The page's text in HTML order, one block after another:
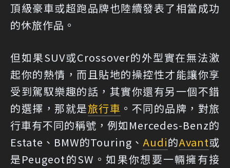
頂級豪車或超跑品牌也陸續發表了相當成功
的休旅作品。
但如果SUV或Crossover的外型實在無法激
起你的熱情，而且貼地的操控性才能讓你享
受到駕馭樂趣的話，其實你還有另一個不錯
的選擇，那就是旅行車 。不同的品牌，對旅
行車有不同的稱號，例如Mercedes-Benz的
Estate、BMW的Touring、 Audi的Avant或
是Peugeot的SW。如果你想要一輛擁有接